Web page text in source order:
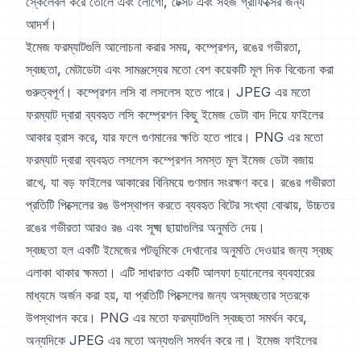
আদর্শ।
ইমেজ ফরম্যাটগুলি আলোচনা করার সময়, কম্প্রেশন, রঙের গভীরতা,
স্বচ্ছতা, মেটাডেটা এবং সামঞ্জস্যের মতো বেশ কয়েকটি মূল দিক বিবেচনা করা
গুরুত্বপূর্ণ। কম্প্রেশন লসি বা লসলেস হতে পারে। JPEG এর মতো
ফরম্যাট দ্বারা ব্যবহৃত লসি কম্প্রেশন কিছু ইমেজ ডেটা বাদ দিয়ে ফাইলের
আকার হ্রাস করে, যার ফলে গুণমানের ক্ষতি হতে পারে। PNG এর মতো
ফরম্যাট দ্বারা ব্যবহৃত লসলেস কম্প্রেশন সমস্ত মূল ইমেজ ডেটা বজায়
রাখে, যা বড় ফাইলের আকারের বিনিময়ে গুণমান সংরক্ষণ করে। রঙের গভীরতা
প্রতিটি পিক্সেলের রঙ উপস্থাপন করতে ব্যবহৃত বিটের সংখ্যা বোঝায়, উচ্চতর
রঙের গভীরতা আরও রঙ এবং সূক্ষ্ম ছায়াগুলির অনুমতি দেয়।
স্বচ্ছতা হল একটি ইমেজের পটভূমিকে দেখানোর অনুমতি দেওয়ার জন্য স্বচ্ছ
এলাকা থাকার ক্ষমতা। এটি সাধারণত একটি আলফা চ্যানেলের ব্যবহারের
মাধ্যমে অর্জন করা হয়, যা প্রতিটি পিক্সেলের জন্য অস্বচ্ছতার স্তরকে
উপস্থাপন করে। PNG এর মতো ফরম্যাটগুলি স্বচ্ছতা সমর্থন করে,
অন্যদিকে JPEG এর মতো অন্যগুলি সমর্থন করে না। ইমেজ ফাইলের